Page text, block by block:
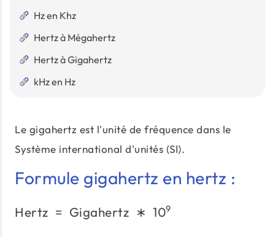
Hz en Khz
Hertz à Mégahertz
Hertz à Gigahertz
kHz en Hz
Le gigahertz est l'unité de fréquence dans le
Système international d'unités (SI).
Formule gigahertz en hertz :
Hertz = Gigahertz ∗ 109